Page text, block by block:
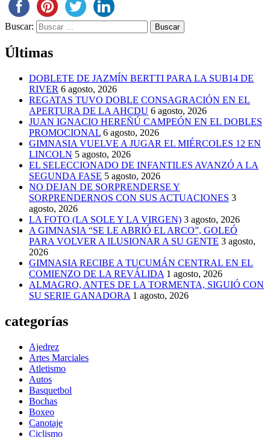
Buscar:
Últimas
DOBLETE DE JAZMÍN BERTTI PARA LA SUB14 DE
RIVER 6 agosto, 2026
REGATAS TUVO DOBLE CONSAGRACIÓN EN EL
APERTURA DE LA AHCDU 6 agosto, 2026
JUAN IGNACIO HEREÑÚ CAMPEÓN EN EL DOBLES
PROMOCIONAL 6 agosto, 2026
GIMNASIA VUELVE A JUGAR EL MIÉRCOLES 12 EN
LINCOLN 5 agosto, 2026
EL SELECCIONADO DE INFANTILES AVANZÓ A LA
SEGUNDA FASE 5 agosto, 2026
NO DEJAN DE SORPRENDERSE Y
SORPRENDERNOS CON SUS ACTUACIONES 3
agosto, 2026
LA FOTO (LA SOLE Y LA VIRGEN) 3 agosto, 2026
A GIMNASIA “SE LE ABRIÓ EL ARCO”, GOLEÓ
PARA VOLVER A ILUSIONAR A SU GENTE 3 agosto,
2026
GIMNASIA RECIBE A TUCUMÁN CENTRAL EN EL
COMIENZO DE LA REVÁLIDA 1 agosto, 2026
ALMAGRO, ANTES DE LA TORMENTA, SIGUIÓ CON
SU SERIE GANADORA 1 agosto, 2026
categorías
Ajedrez
Artes Marciales
Atletismo
Autos
Basquetbol
Bochas
Boxeo
Canotaje
Ciclismo